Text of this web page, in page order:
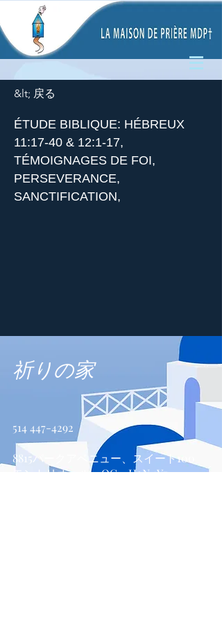
&lt; 戻る
ÉTUDE BIBLIQUE: HÉBREUX
11:17-40 & 12:1-17,
TÉMOIGNAGES DE FOI,
PERSEVERANCE,
SANCTIFICATION,
祈りの家
514 447-4292
8815パークアベニュー、スイート100
モントリオール、QC、H2N 1Y7